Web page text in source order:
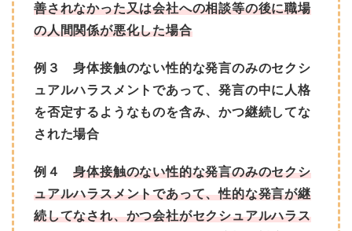
善されなかった又は会社への相談等の後に職場
の人間関係が悪化した場合
例３ 身体接触のない性的な発言のみのセクシ
ュアルハラスメントであって、発言の中に人格
を否定するようなものを含み、かつ継続してな
された場合
例４身体接触のない性的な発言のみのセクシ
ュアルハラスメントであって、性的な発言が継
続してなされ、かつ会社がセクシュアルハラス